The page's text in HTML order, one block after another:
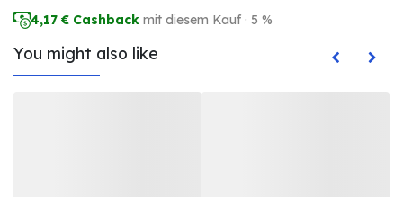
4,17 € Cashback mit diesem Kauf · 5 %
You might also like